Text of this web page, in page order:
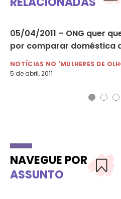
05/04/2011 – ONG quer
por comparar doméstica
NOTÍCIAS NO 'MULHERES DE
5 de abril, 2011
NAVEGUE POR
ASSUNTO